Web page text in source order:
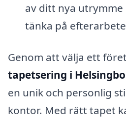
av ditt nya
tänka på
Genom att välja ett
tapetsering i
en unik och personlig
kontor. Med rätt tapet